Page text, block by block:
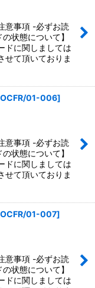
意事項 -必ずお読
状態について】
ドに関しましては
せて頂いておりま
OCFR/01-006]
意事項 -必ずお読
状態について】
ドに関しましては
せて頂いておりま
OCFR/01-007]
意事項 -必ずお読
状態について】
ドに関しましては